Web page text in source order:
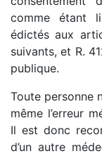
comme étant
édictés aux
suivants, et R.
publique.
Toute personne
même l’erreur
Il est donc
d’un autre